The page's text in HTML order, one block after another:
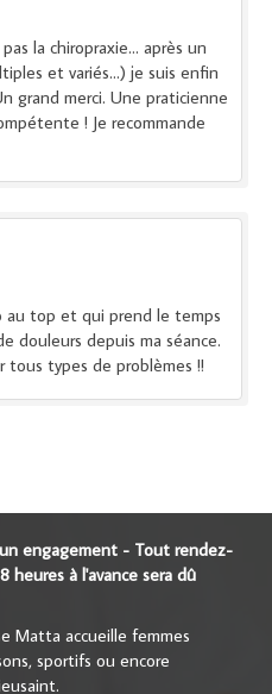
la chiropraxie... après un
et variés...) je suis enfin
grand merci. Une praticienne
! Je recommande
au top et qui prend le temps
douleurs depuis ma séance.
tous types de problèmes !!
engagement - Tout rendez-
heures à l'avance sera dû
Matta accueille femmes
sportifs ou encore